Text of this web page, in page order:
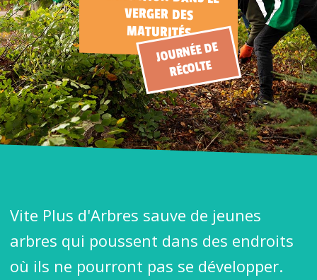
MATURITÉS
JOURNÉE DE
RÉCOLTE
Vite Plus d'Arbres sauve de jeunes
arbres qui poussent dans des endroits
où ils ne pourront pas se développer.